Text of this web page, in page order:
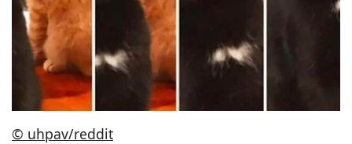
© uhpav/reddit